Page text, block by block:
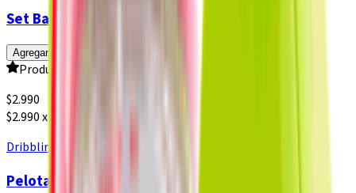
Set Balón + Canillera + Media, Clamshell
Agregar
Producto sin calificar
$2.990
$2.990 x un
Dribbling
Pelota de Ping Pong Dribbling Sensei 1 Estrella